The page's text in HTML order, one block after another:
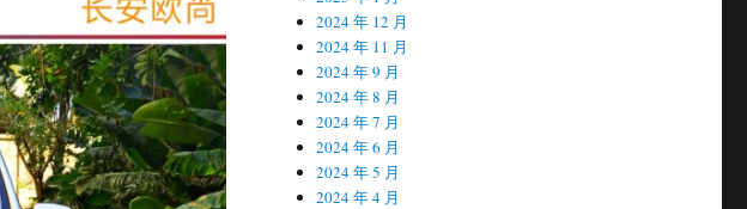
2024 年 12 月
2024 年 11 月
2024 年 9 月
2024 年 8 月
2024 年 7 月
2024 年 6 月
2024 年 5 月
2024 年 4 月